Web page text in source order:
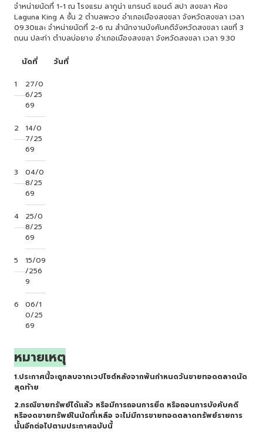
จำหน่ายนัดที่ 1-1 ณ โรงแรม ลากูน่า แกรนด์ แอนด์ สปา สงขลา ห้อง
Laguna King A ชั้น 2 ตำบลพะวง อำเภอเมืองสงขลา จังหวัดสงขลา เวลา
09.30และ จำหน่ายนัดที่ 2-6 ณ สำนักงานบังคับคดีจังหวัดสงขลา เลขที่ 3
ถนน ปละท่า ตำบลบ่อยาง อำเภอเมืองสงขลา จังหวัดสงขลา เวลา 9.30
นัดที่ วันที่
1
27/0
6/25
69
2
14/0
7/25
69
3
04/0
8/25
69
4
25/0
8/25
69
5
15/09
/256
9
6
06/1
0/25
69
หมายเหตุ
1.ประกาศนี้จะถูกลบจากเวปไซต์หลังจากพ้นกำหนดวันขายทอดตลาดนัด
สุดท้าย
2.กรณีขายทรัพย์ได้แล้ว หรือมีการถอนการยึด หรือถอนการบังคับคดี
หรืองดขายทรัพย์ในนัดที่เหลือ จะไม่มีการขายทอดตลาดทรัพย์รายการ
นั้นอีกต่อไปตามประกาศฉบับนี้